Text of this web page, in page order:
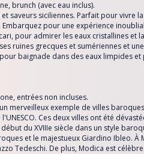
brunch (avec eau inclus).
saveurs siciliennes. Parfait pour vivre
pour une expérience
pour admirer les eaux cristallines et
ruines grecques et sumériennes et
baignade dans des eaux limpides
entrées non incluses.
merveilleux exemple de villes
Ces deux villes ont été
du XVIIIe siècle dans un style
et le majestueux Giardino Ibleo. À
Tedeschi. De plus, Modica est